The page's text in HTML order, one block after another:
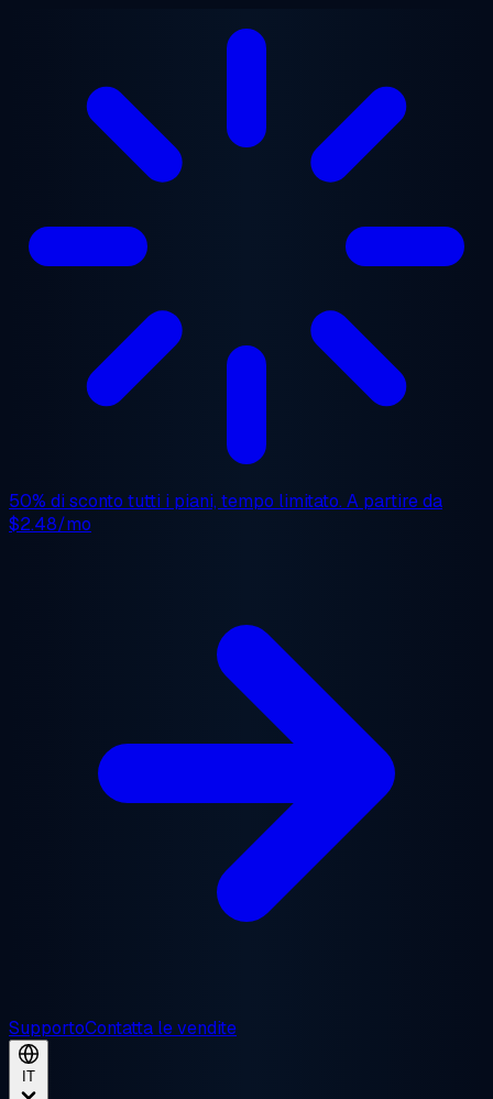
50% di sconto tutti i piani, tempo limitato. A partire da
$2.48/mo
SupportoContatta le vendite
IT